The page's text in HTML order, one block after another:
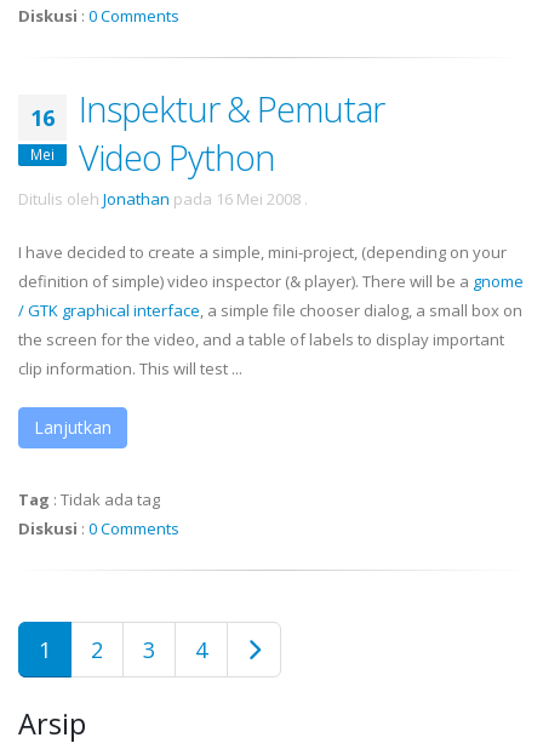
Diskusi : 0 Comments
16
Mei
Inspektur & Pemutar
Video Python
Ditulis oleh Jonathan pada 16 Mei 2008 .
I have decided to create a simple, mini-project, (depending on your
definition of simple) video inspector (& player). There will be a gnome
/GTK graphical interface, a simple file chooser dialog, a small box on
the screen for the video, and a table of labels to display important
clip information. This will test ...
Lanjutkan
Tag : Tidak ada tag
Diskusi : 0 Comments
1 2 3 4
Arsip